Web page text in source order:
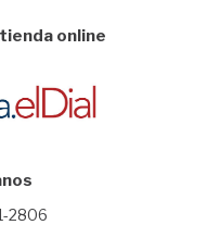
online
2806